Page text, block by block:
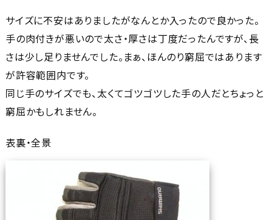
サイズに不安はありましたがなんとか入ったので良かった。
手の肉付きが悪いので太さ・厚さは丁度だったんですが、長
さは少し足りませんでした。まぁ、ほんのり窮屈ではあります
が許容範囲内です。
同じ手のサイズでも、太くてゴツゴツした手の人だとちょっと
窮屈かもしれません。
表裏・全景